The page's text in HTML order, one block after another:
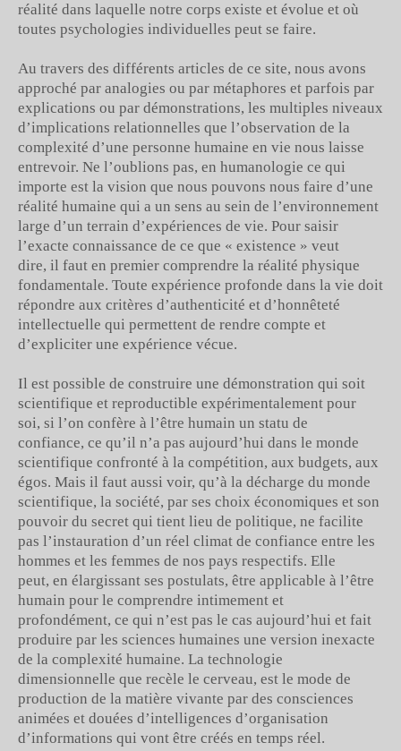
réalité dans laquelle notre corps existe et évolue et où
toutes psychologies individuelles peut se faire.
Au travers des différents articles de ce site, nous avons
approché par analogies ou par métaphores et parfois par
explications ou par démonstrations, les multiples niveaux
d’implications relationnelles que l’observation de la
complexité d’une personne humaine en vie nous laisse
entrevoir. Ne l’oublions pas, en humanologie ce qui
importe est la vision que nous pouvons nous faire d’une
réalité humaine qui a un sens au sein de l’environnement
large d’un terrain d’expériences de vie. Pour saisir
l’exacte connaissance de ce que « existence » veut
dire, il faut en premier comprendre la réalité physique
fondamentale. Toute expérience profonde dans la vie doit
répondre aux critères d’authenticité et d’honnêteté
intellectuelle qui permettent de rendre compte et
d’expliciter une expérience vécue.
Il est possible de construire une démonstration qui soit
scientifique et reproductible expérimentalement pour
soi, si l’on confère à l’être humain un statu de
confiance, ce qu’il n’a pas aujourd’hui dans le monde
scientifique confronté à la compétition, aux budgets, aux
égos. Mais il faut aussi voir, qu’à la décharge du monde
scientifique, la société, par ses choix économiques et son
pouvoir du secret qui tient lieu de politique, ne facilite
pas l’instauration d’un réel climat de confiance entre les
hommes et les femmes de nos pays respectifs. Elle
peut, en élargissant ses postulats, être applicable à l’être
humain pour le comprendre intimement et
profondément, ce qui n’est pas le cas aujourd’hui et fait
produire par les sciences humaines une version inexacte
de la complexité humaine. La technologie
dimensionnelle que recèle le cerveau, est le mode de
production de la matière vivante par des consciences
animées et douées d’intelligences d’organisation
d’informations qui vont être créés en temps réel.